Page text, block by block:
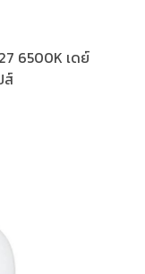
6500K เดย์
ส์